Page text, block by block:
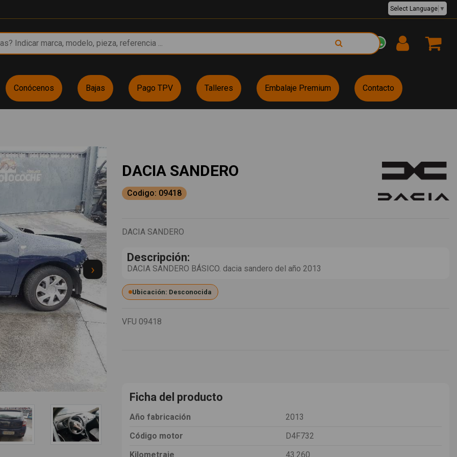
EUR €
Select Language ▼
Conócenos Bajas Pago TPV Talleres Embalaje Premium Contacto
›
DACIA SANDERO
Codigo: 09418
DACIA SANDERO
Descripción:
DACIA SANDERO BÁSICO. dacia sandero del año 2013
Ubicación: Desconocida
VFU 09418
Ficha del producto
Año fabricación
2013
Código motor
D4F732
Kilometraje
43.260